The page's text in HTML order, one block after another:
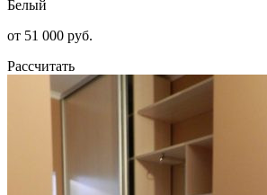
Белый
от 51 000 руб.
Рассчитать